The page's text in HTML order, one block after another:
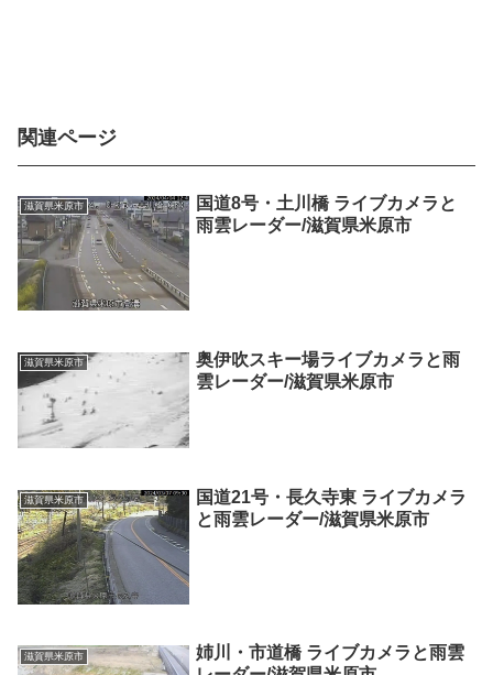
関連ページ
滋賀県米原市
国道8号・土川橋 ライブカメラと
雨雲レーダー/滋賀県米原市
滋賀県米原市
奥伊吹スキー場ライブカメラと雨
雲レーダー/滋賀県米原市
滋賀県米原市
国道21号・長久寺東 ライブカメラ
と雨雲レーダー/滋賀県米原市
滋賀県米原市
姉川・市道橋 ライブカメラと雨雲